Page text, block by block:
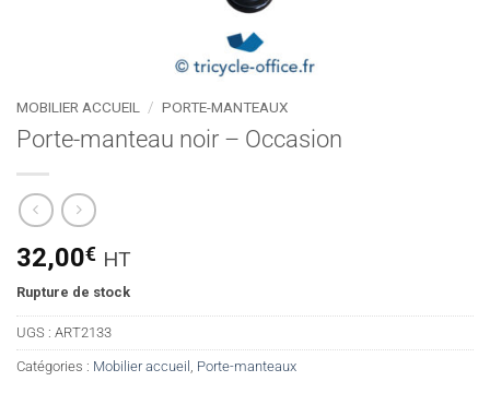
MOBILIER ACCUEIL / PORTE-MANTEAUX
Porte-manteau noir – Occasion
32,00€ HT
Rupture de stock
UGS : ART2133
Catégories : Mobilier accueil , Porte-manteaux